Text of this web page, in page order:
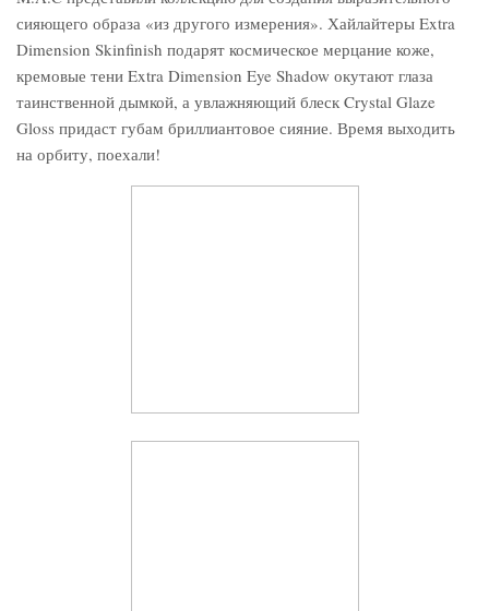
сияющего образа «из другого измерения». Хайлайтеры Extra
Dimension Skinfinish подарят космическое мерцание коже,
кремовые тени Extra Dimension Eye Shadow окутают глаза
таинственной дымкой, а увлажняющий блеск Crystal Glaze
Gloss придаст губам бриллиантовое сияние. Время выходить
на орбиту, поехали!